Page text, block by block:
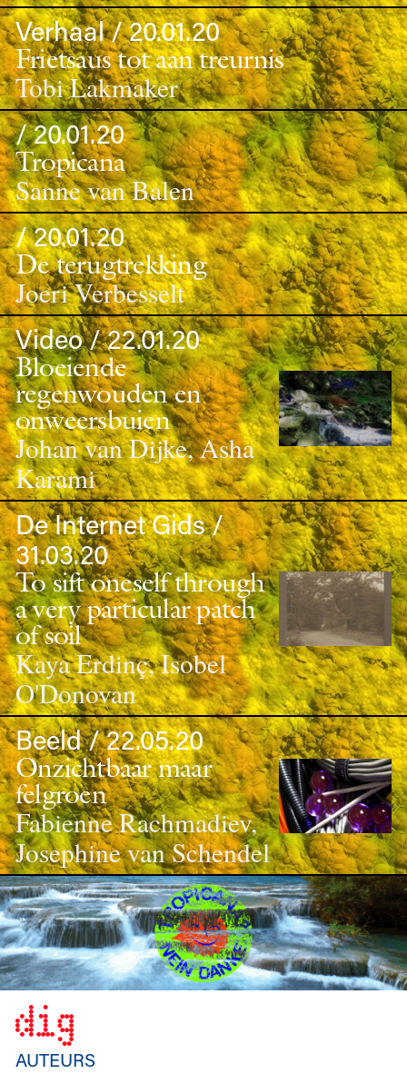
Verhaal / 20.01.20
Frietsaus tot aan treurnis
Tobi Lakmaker
/ 20.01.20
Tropicana
Sanne van Balen
/ 20.01.20
De terugtrekking
Joeri Verbesselt
Video / 22.01.20
Bloeiende
regenwouden en
onweersbuien
Johan van Dijke, Asha
Karami
De Internet Gids /
31.03.20
To sift oneself through
a very particular patch
of soil
Kaya Erdinç, Isobel
O'Donovan
Beeld / 22.05.20
Onzichtbaar maar
felgroen
Fabienne Rachmadiev,
Josephine van Schendel
AUTEURS